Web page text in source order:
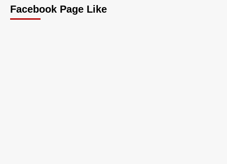
Facebook Page Like